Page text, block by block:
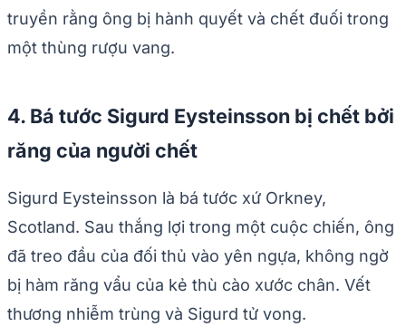
truyền rằng ông bị hành quyết và chết đuối trong
một thùng rượu vang.
4. Bá tước Sigurd Eysteinsson bị chết bởi
răng của người chết
Sigurd Eysteinsson là bá tước xứ Orkney,
Scotland. Sau thắng lợi trong một cuộc chiến, ông
đã treo đầu của đối thủ vào yên ngựa, không ngờ
bị hàm răng vẩu của kẻ thù cào xước chân. Vết
thương nhiễm trùng và Sigurd tử vong.